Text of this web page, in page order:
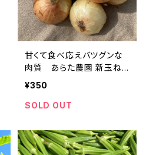
甘くて食べ応えバツグンな
肉質 あらた農園 新玉ね
ぎ 農薬 化学肥料 不使用 5
¥350
SOLD OUT